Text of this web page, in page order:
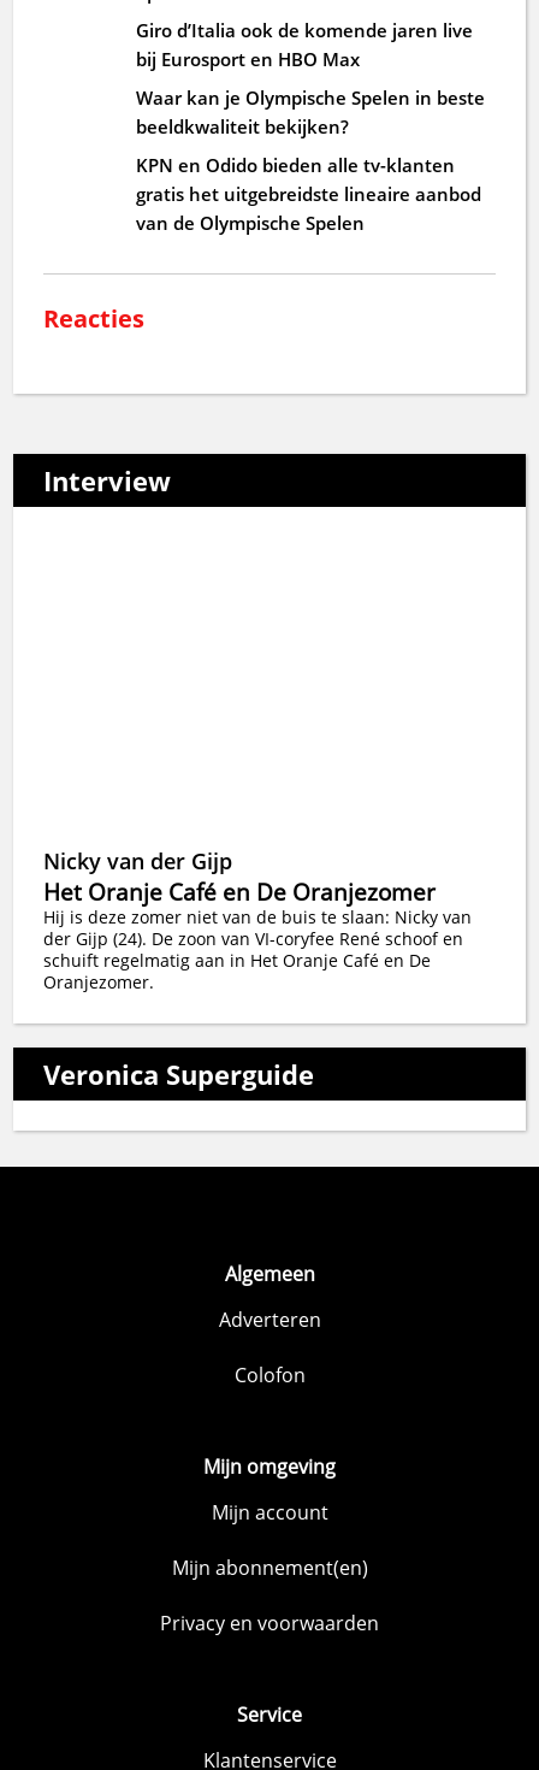
Giro d’Italia ook de komende jaren live
bij Eurosport en HBO Max
Waar kan je Olympische Spelen in beste
beeldkwaliteit bekijken?
KPN en Odido bieden alle tv-klanten
gratis het uitgebreidste lineaire aanbod
van de Olympische Spelen
Reacties
Interview
Nicky van der Gijp
Het Oranje Café en De Oranjezomer
Hij is deze zomer niet van de buis te slaan: Nicky van
der Gijp (24). De zoon van VI-coryfee René schoof en
schuift regelmatig aan in Het Oranje Café en De
Oranjezomer.
Veronica Superguide
Algemeen
Adverteren
Colofon
Mijn omgeving
Mijn account
Mijn abonnement(en)
Privacy en voorwaarden
Service
Klantenservice